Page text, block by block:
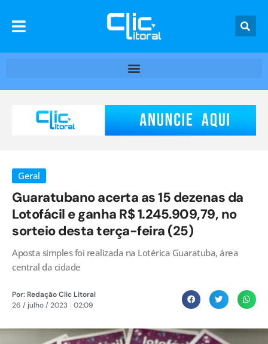
Geral
Guaratubano acerta as 15 dezenas da
Lotofácil e ganha R$ 1.245.909,79, no
sorteio desta terça-feira (25)
Aposta simples foi realizada na Lotérica Guaratuba, área
central da cidade
Por:Redação Clic Litoral
26 / julho / 2023
02:09